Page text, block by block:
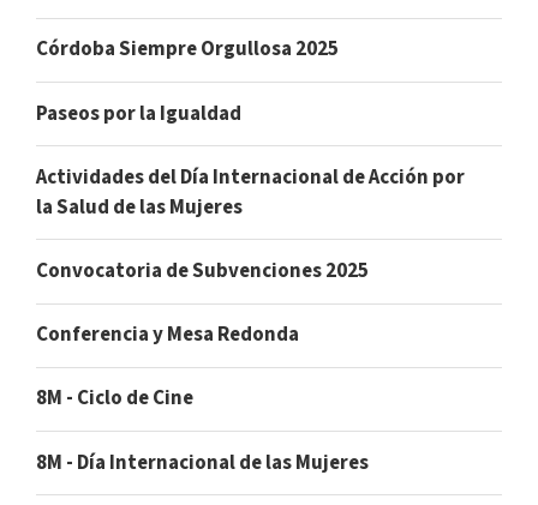
Córdoba Siempre Orgullosa 2025
Paseos por la Igualdad
Actividades del Día Internacional de Acción por
la Salud de las Mujeres
Convocatoria de Subvenciones 2025
Conferencia y Mesa Redonda
8M - Ciclo de Cine
8M - Día Internacional de las Mujeres